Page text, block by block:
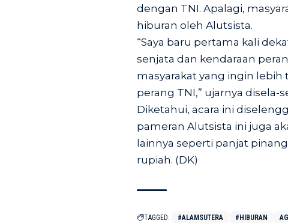
dengan TNI. Apalagi,
hiburan oleh Alutsista.
“Saya baru pertama kali
senjata dan kendaraan
masyarakat yang ingin
perang TNI,” ujarnya disela-
Diketahui, acara ini
pameran Alutsista ini juga
lainnya seperti panjat
rupiah. (DK)
TAGGED: #ALAMSUTERA #HIBURAN